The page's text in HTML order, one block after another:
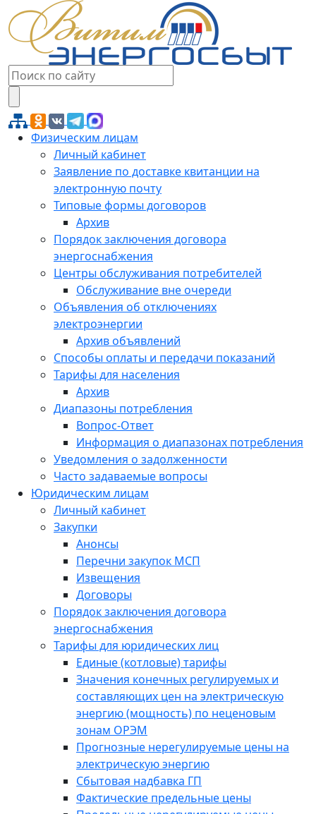
Физическим лицам
Личный кабинет
Заявление по доставке квитанции на
электронную почту
Типовые формы договоров
Архив
Порядок заключения договора
энергоснабжения
Центры обслуживания потребителей
Обслуживание вне очереди
Объявления об отключениях
электроэнергии
Архив объявлений
Способы оплаты и передачи показаний
Тарифы для населения
Архив
Диапазоны потребления
Вопрос-Ответ
Информация о диапазонах потребления
Уведомления о задолженности
Часто задаваемые вопросы
Юридическим лицам
Личный кабинет
Закупки
Анонсы
Перечни закупок МСП
Извещения
Договоры
Порядок заключения договора
энергоснабжения
Тарифы для юридических лиц
Единые (котловые) тарифы
Значения конечных регулируемых и
составляющих цен на электрическую
энергию (мощность) по неценовым
зонам ОРЭМ
Прогнозные нерегулируемые цены на
электрическую энергию
Сбытовая надбавка ГП
Фактические предельные цены